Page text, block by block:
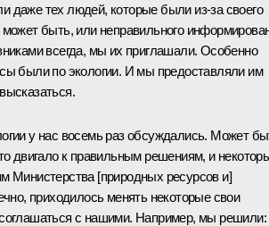
даже тех людей, которые были из‑за своего
быть, или неправильного
всегда, мы их приглашали. Особенно
были по экологии. И мы предоставляли им
у нас восемь раз обсуждались. Может
двигало к правильным решениям, и
Министерства [природных ресурсов и]
приходилось менять некоторые свои
с нашими. Например, мы решили: